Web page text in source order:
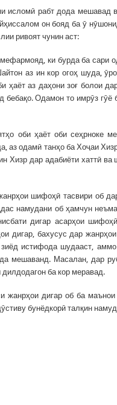
исломӣ рабт дода мешавад
он бояд ба ӯ
ривоят чунин аст:
ки бурда ба сари
аз ин кор огоҳ шуда,
ҳаёт аз даҳони зоғ болои
Одамон то имрӯз гӯё
оби ҳаёт оби сеҳрноке
аз одамӣ танҳо ба Хоҷаи
Хизр дар адабиёти хаттӣ
шифоҳӣ тасвири об
намудани об ҳамчун
дигар асарҳои
дигар, бахусус дар
истифода шудааст,
мешаванд. Масалан, дар
ба кор меравад.
жанрҳои дигар об ба
бунёдкорӣ талқин